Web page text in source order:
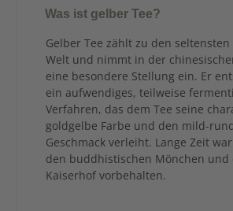
Was ist gelber Tee?
Gelber Tee zählt zu den
Welt und nimmt in der
eine besondere Stellung ein. Er
ein aufwendiges, teilweise
Verfahren, das dem Tee seine
goldgelbe Farbe und den mild-
Geschmack verleiht. Lange Zeit
den buddhistischen Mönchen und
Kaiserhof vorbehalten.